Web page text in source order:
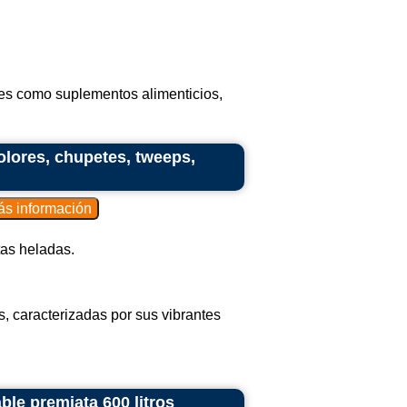
como suplementos alimenticios,
chupetes, tweeps,
heladas.
caracterizadas por sus vibrantes
premiata 600 litros